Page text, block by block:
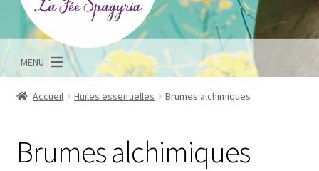
MENU
Accueil Huiles essentielles Brumes alchimiques
Brumes alchimiques